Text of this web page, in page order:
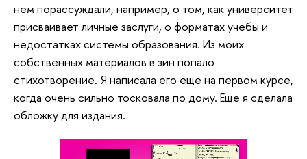
нем порассуждали, например, о том, как университет
присваивает личные заслуги, о форматах учебы и
недостатках системы образования. Из моих
собственных материалов в зин попало
стихотворение. Я написала его еще на первом курсе,
когда очень сильно тосковала по дому. Еще я сделала
обложку для издания.